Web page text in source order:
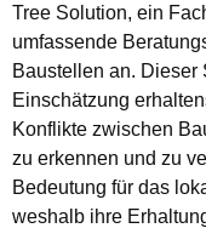
Tree Solution, ein
umfassende
Baustellen an. Dieser
Einschätzung
Konflikte zwischen
zu erkennen und zu
Bedeutung für das
weshalb ihre